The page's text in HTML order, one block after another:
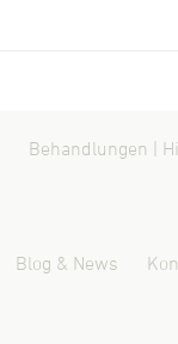
Behandlungen |
Blog & News